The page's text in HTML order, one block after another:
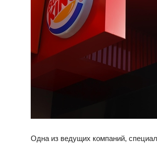
Одна из ведущих компаний,